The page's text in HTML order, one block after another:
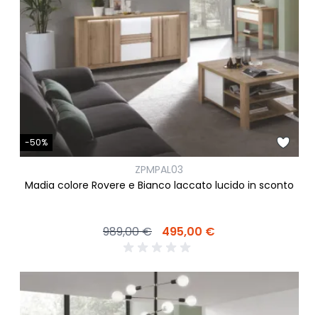
-50%
ZPMPAL03
Madia colore Rovere e Bianco laccato lucido in sconto
989,00 € 495,00 €